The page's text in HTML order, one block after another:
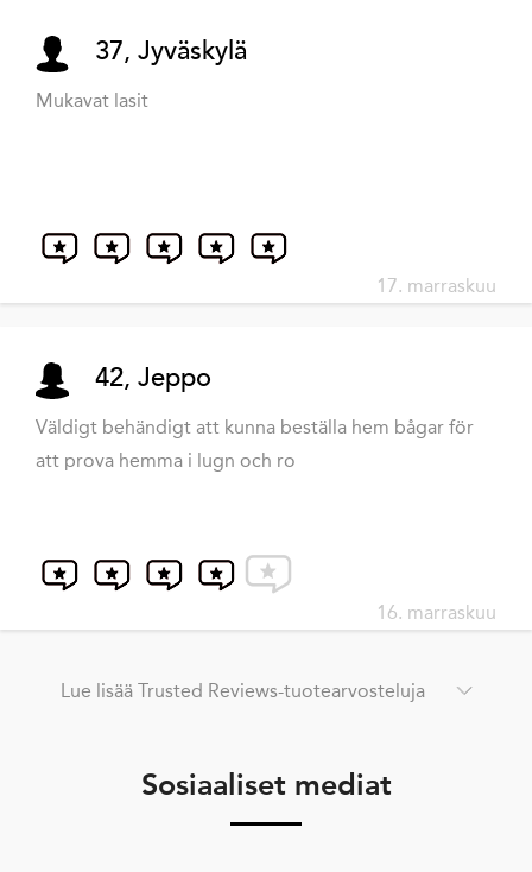
37, Jyväskylä
Mukavat lasit
17. marraskuu
42, Jeppo
Väldigt behändigt att kunna beställa hem bågar för
att prova hemma i lugn och ro
16. marraskuu
Lue lisää Trusted Reviews-tuotearvosteluja
Sosiaaliset mediat